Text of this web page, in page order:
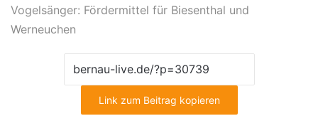
Vogelsänger: Fördermittel für Biesenthal und
Werneuchen
Link zum Beitrag kopieren